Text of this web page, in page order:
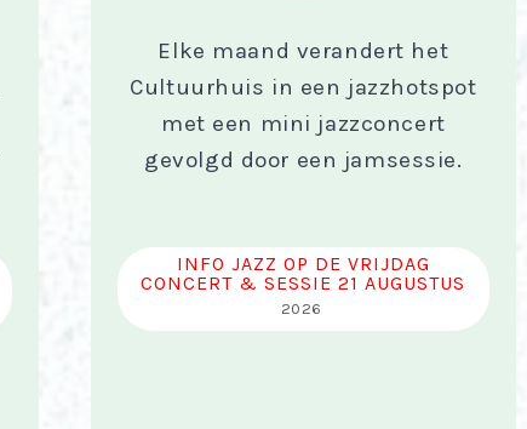
Elke maand verandert het
Cultuurhuis in een jazzhotspot
met een mini jazzconcert
gevolgd door een jamsessie.
INFO JAZZ OP DE VRIJDAG
CONCERT & SESSIE 21 AUGUSTUS
2026